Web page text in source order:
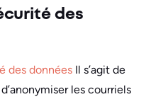
des
des données Il s’agit de
les courriels